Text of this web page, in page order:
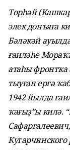
Төрһәй
элек донъяға
Бәләкәй
ғаиләһе
атаһы
тыуған ергә
1942 йылда
ҡағыҙ”ы килә.
Кугарчинского